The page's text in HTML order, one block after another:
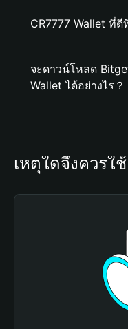
CR7777 Wallet ที่
จะดาวน์โหลด
Wallet ได้อย่างไร？
เหตุใดจึงควรใ